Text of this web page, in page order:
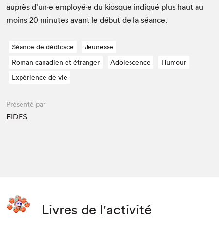
auprès d’un·e employé·e du kiosque indiqué plus haut au
moins20 min­utes avant le début de la séance.
Séance de dédicace
Jeunesse
Roman canadien et étranger
Adolescence
Humour
Expérience de vie
Présenté par
FIDES
Livres de l'activité